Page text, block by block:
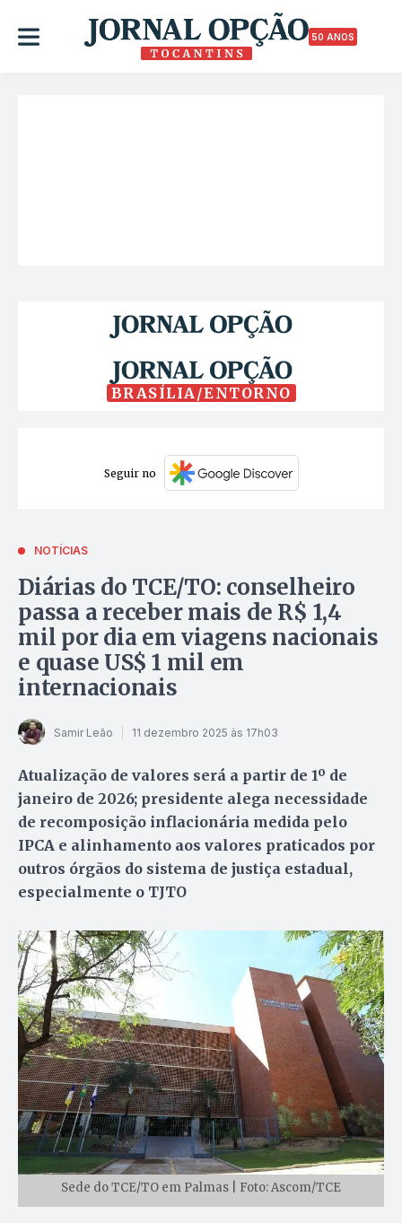
50 ANOS
BRASÍLIA/ENTORNO
Seguir no
NOTÍCIAS
Diárias do TCE/TO: conselheiro
passa a receber mais de R$ 1,4
mil por dia em viagens nacionais
e quase US$ 1 mil em
internacionais
Samir Leão 11 dezembro 2025 às 17h03
Atualização de valores será a partir de 1º de
janeiro de 2026; presidente alega necessidade
de recomposição inflacionária medida pelo
IPCA e alinhamento aos valores praticados por
outros órgãos do sistema de justiça estadual,
especialmente o TJTO
Sede do TCE/TO em Palmas | Foto: Ascom/TCE